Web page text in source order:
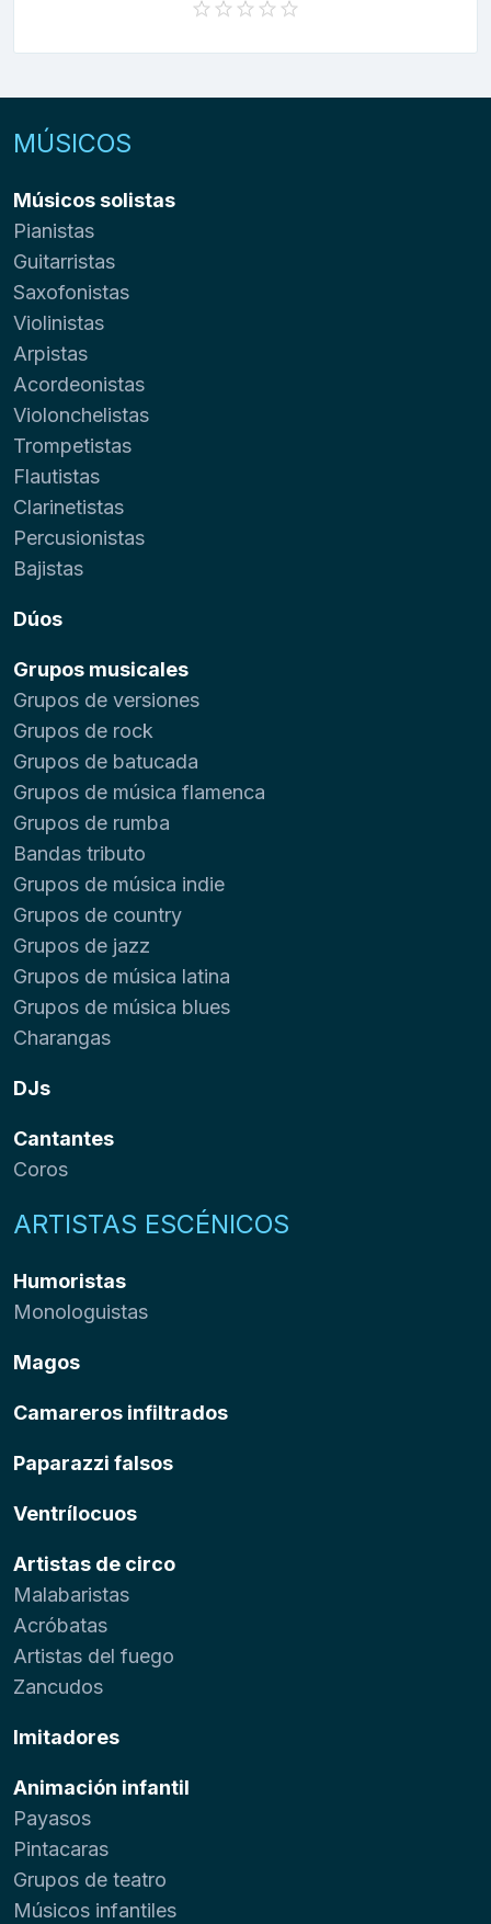
MÚSICOS
Músicos solistas
Pianistas
Guitarristas
Saxofonistas
Violinistas
Arpistas
Acordeonistas
Violonchelistas
Trompetistas
Flautistas
Clarinetistas
Percusionistas
Bajistas
Dúos
Grupos musicales
Grupos de versiones
Grupos de rock
Grupos de batucada
Grupos de música flamenca
Grupos de rumba
Bandas tributo
Grupos de música indie
Grupos de country
Grupos de jazz
Grupos de música latina
Grupos de música blues
Charangas
DJs
Cantantes
Coros
ARTISTAS ESCÉNICOS
Humoristas
Monologuistas
Magos
Camareros infiltrados
Paparazzi falsos
Ventrílocuos
Artistas de circo
Malabaristas
Acróbatas
Artistas del fuego
Zancudos
Imitadores
Animación infantil
Payasos
Pintacaras
Grupos de teatro
Músicos infantiles